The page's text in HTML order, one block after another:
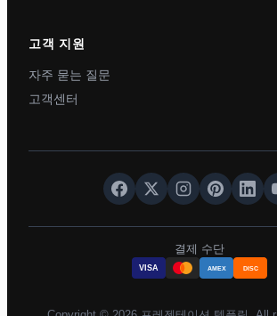
고객 지원
자주 묻는 질문
고객센터
결제 수단
VISA AMEX DISC